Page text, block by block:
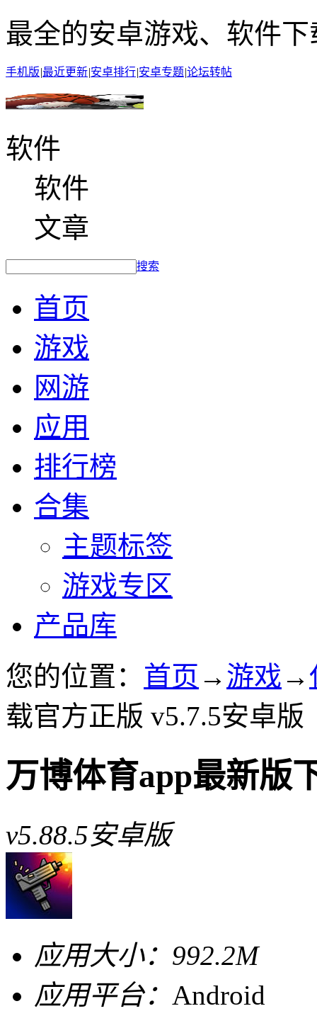
最全的安卓游戏、软件下
手机版|最近更新|安卓排行|安卓专题|论坛转帖
软件
软件
文章
搜索
首页
游戏
网游
应用
排行榜
合集
主题标签
游戏专区
产品库
您的位置： 首页 → 游戏 →
载官方正版 v5.7.5安卓版
万博体育app最新版
v5.88.5安卓版
应用大小： 992.2M
应用平台： Android